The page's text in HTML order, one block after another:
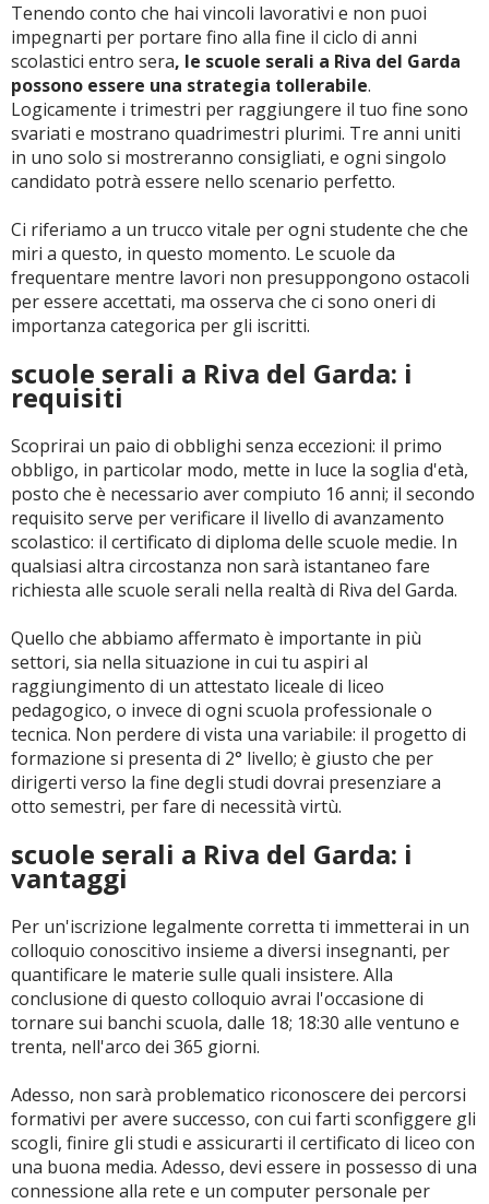
Tenendo conto che hai vincoli lavorativi e non puoi
impegnarti per portare fino alla fine il ciclo di anni
scolastici entro sera, le scuole serali a Riva del Garda
possono essere una strategia tollerabile.
Logicamente i trimestri per raggiungere il tuo fine sono
svariati e mostrano quadrimestri plurimi. Tre anni uniti
in uno solo si mostreranno consigliati, e ogni singolo
candidato potrà essere nello scenario perfetto.
Ci riferiamo a un trucco vitale per ogni studente che che
miri a questo, in questo momento. Le scuole da
frequentare mentre lavori non presuppongono ostacoli
per essere accettati, ma osserva che ci sono oneri di
importanza categorica per gli iscritti.
scuole serali a Riva del Garda: i
requisiti
Scoprirai un paio di obblighi senza eccezioni: il primo
obbligo, in particolar modo, mette in luce la soglia d'età,
posto che è necessario aver compiuto 16 anni; il secondo
requisito serve per verificare il livello di avanzamento
scolastico: il certificato di diploma delle scuole medie. In
qualsiasi altra circostanza non sarà istantaneo fare
richiesta alle scuole serali nella realtà di Riva del Garda.
Quello che abbiamo affermato è importante in più
settori, sia nella situazione in cui tu aspiri al
raggiungimento di un attestato liceale di liceo
pedagogico, o invece di ogni scuola professionale o
tecnica. Non perdere di vista una variabile: il progetto di
formazione si presenta di 2° livello; è giusto che per
dirigerti verso la fine degli studi dovrai presenziare a
otto semestri, per fare di necessità virtù.
scuole serali a Riva del Garda: i
vantaggi
Per un'iscrizione legalmente corretta ti immetterai in un
colloquio conoscitivo insieme a diversi insegnanti, per
quantificare le materie sulle quali insistere. Alla
conclusione di questo colloquio avrai l'occasione di
tornare sui banchi scuola, dalle 18; 18:30 alle ventuno e
trenta, nell'arco dei 365 giorni.
Adesso, non sarà problematico riconoscere dei percorsi
formativi per avere successo, con cui farti sconfiggere gli
scogli, finire gli studi e assicurarti il certificato di liceo con
una buona media. Adesso, devi essere in possesso di una
connessione alla rete e un computer personale per